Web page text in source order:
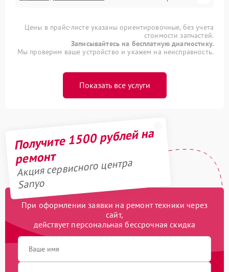
Цены в прайс-листе указаны ориентировочные, без учета
стоимости запчастей.
Записывайтесь на бесплатную диагностику.
Мы проверим ваше устройство и укажем на неисправность.
Показать все услуги
Получите 1500 рублей на
ремонт
Акция сервисного центра
Sanyo
При оформлении заявки на ремонт техники через
сайт,
действует персональная бессрочная скидка